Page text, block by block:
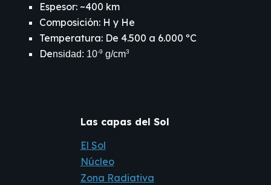
Espesor: ~400 km
Composición: H y He
Temperatura: De 4.500 a 6.000 ºC
Densidad: 10-9 g/cm3
Las capas del Sol
El Sol
Núcleo
Zona Radiativa